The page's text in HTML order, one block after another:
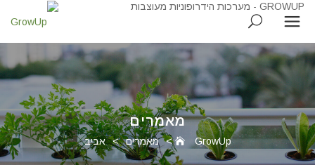
מאמרים
GrowUp
> מאמרים > אביב